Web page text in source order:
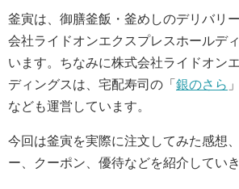
釜寅は、御膳釜飯・釜めしのデリバリ
会社ライドオンエクスプレスホールデ
います。ちなみに株式会社ライドオン
ディングスは、宅配寿司の「 銀のさら
なども運営しています。
今回は釜寅を実際に注文してみた感想
ー、クーポン、優待などを紹介していき